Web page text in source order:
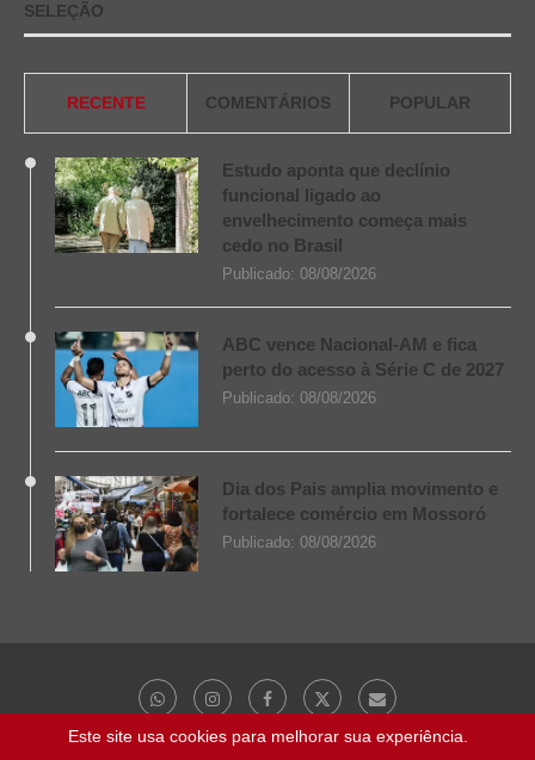
SELEÇÃO
RECENTE COMENTÁRIOS POPULAR
Estudo aponta que declínio
funcional ligado ao
envelhecimento começa mais
cedo no Brasil
Publicado: 08/08/2026
ABC vence Nacional-AM e fica
perto do acesso à Série C de 2027
Publicado: 08/08/2026
Dia dos Pais amplia movimento e
fortalece comércio em Mossoró
Publicado: 08/08/2026
Este site usa cookies para melhorar sua experiência.